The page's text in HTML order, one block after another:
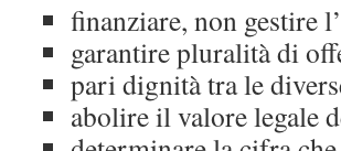
finanziare, non gestire
garantire pluralità di
pari dignità tra le
abolire il valore legale